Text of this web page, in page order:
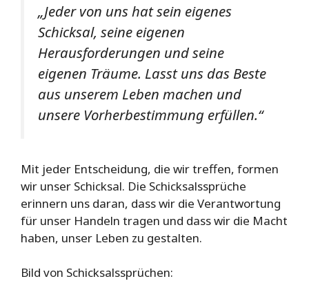
„Jeder von uns hat sein eigenes
Schicksal, seine eigenen
Herausforderungen und seine
eigenen Träume. Lasst uns das Beste
aus unserem Leben machen und
unsere Vorherbestimmung erfüllen.“
Mit jeder Entscheidung, die wir treffen, formen
wir unser Schicksal. Die Schicksalssprüche
erinnern uns daran, dass wir die Verantwortung
für unser Handeln tragen und dass wir die Macht
haben, unser Leben zu gestalten.
Bild von Schicksalssprüchen: